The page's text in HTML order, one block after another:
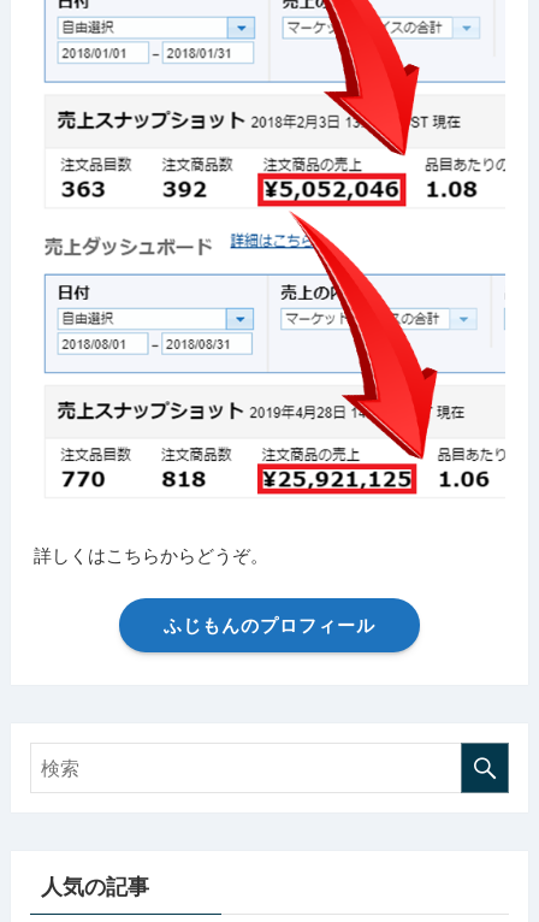
詳しくはこちらからどうぞ。
ふじもんのプロフィール
人気の記事